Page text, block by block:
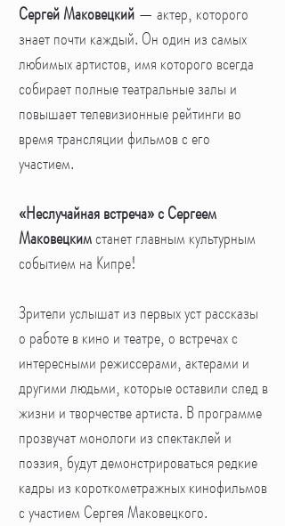
Сергей Маковецкий — актер, которого
знает почти каждый. Он один из самых
любимых артистов, имя которого всегда
собирает полные театральные залы и
повышает телевизионные рейтинги во
время трансляции фильмов с его
участием.
«Неслучайная встреча» с Сергеем
Маковецкимстанет главным культурным
событием на Кипре!
Зрители услышат из первых уст рассказы
о работе в кино и театре, о встречах с
интересными режиссерами, актерами и
другими людьми, которые оставили след в
жизни и творчестве артиста. В программе
прозвучат монологи из спектаклей и
поэзия, будут демонстрироваться редкие
кадры из короткометражных кинофильмов
с участием Сергея Маковецкого.